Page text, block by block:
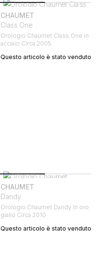
CHAUMET
Class One
Orologio Chaumet Class One in
acciaio Circa 2005
Questo articolo è stato venduto
CHAUMET
Dandy
Orologio Chaumet Dandy in oro
giallo Circa 2010
Questo articolo è stato venduto